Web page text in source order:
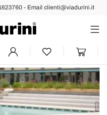
- Email clienti@viadurini.it
Prec Succ
Blossy design
in Italia